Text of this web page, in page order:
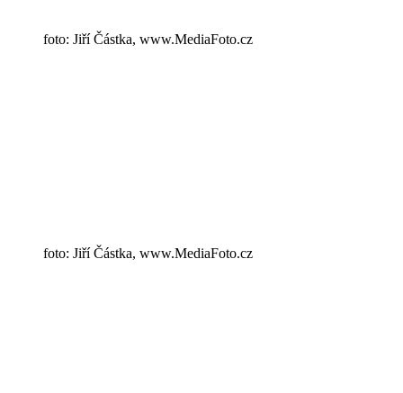
foto: Jiří Částka, www.MediaFoto.cz
foto: Jiří Částka, www.MediaFoto.cz